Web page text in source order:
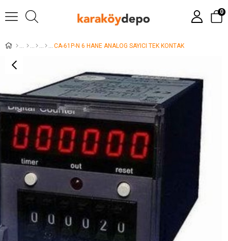
0
CA-61P-N 6 HANE ANALOG SAYICI TEK KONTAK